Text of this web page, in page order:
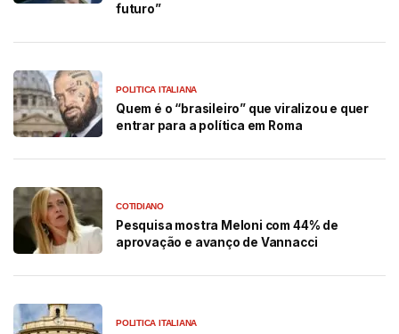
futuro”
POLITICA ITALIANA
Quem é o “brasileiro” que viralizou e quer
entrar para a política em Roma
COTIDIANO
Pesquisa mostra Meloni com 44% de
aprovação e avanço de Vannacci
POLITICA ITALIANA